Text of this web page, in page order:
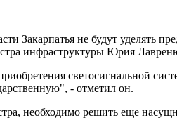
Закарпатья не будут уделять
инфраструктуры Юрия
светосигнальной
- отметил он.
необходимо решить еще